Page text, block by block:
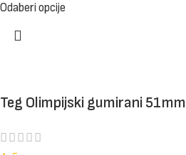
Odaberi opcije
Teg Olimpijski gumirani 51mm